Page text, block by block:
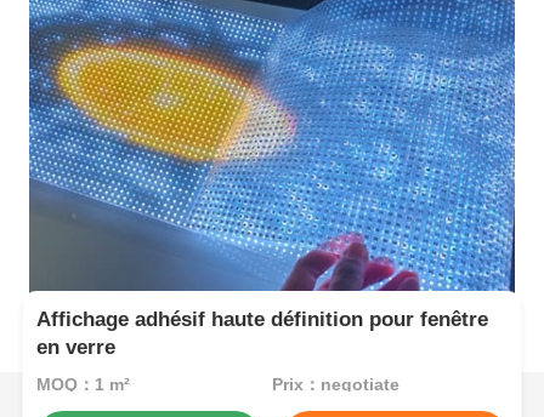
Affichage adhésif haute définition pour fenêtre
en verre
MOQ：1 m² Prix：negotiate